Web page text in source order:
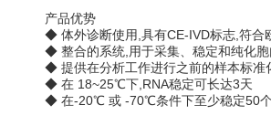
产品优势
◆ 体外诊断使用,具有CE-IVD标志,符合
◆ 整合的系统,用于采集、稳定和纯化胞
◆ 提供在分析工作进行之前的样本标准
◆ 在 18~25℃下,RNA稳定可长达3天
◆ 在-20℃ 或 -70℃条件下至少稳定50